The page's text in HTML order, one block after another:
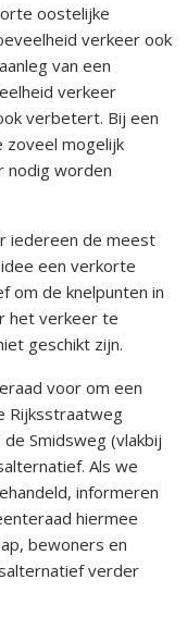
oostelijke
verkeer ook
van een
verkeer
verbetert. Bij een
zoveel mogelijk
nodig worden
iedereen de meest
een verkorte
om de knelpunten in
het verkeer te
geschikt zijn.
voor om een
Rijksstraatweg
Smidsweg (vlakbij
Als we
informeren
hiermee
bewoners en
verder